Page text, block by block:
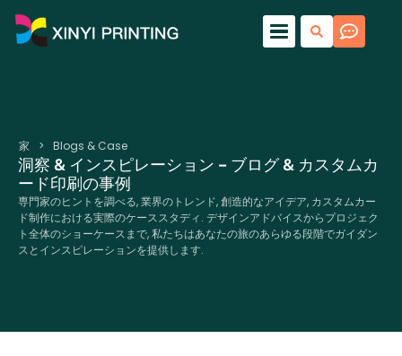
家 > Blogs & Case
洞察 & インスピレーション – ブログ & カスタムカ
ード印刷の事例
専門家のヒントを調べる, 業界のトレンド, 創造的なアイデア, カスタムカー
ド制作における実際のケーススタディ. デザインアドバイスからプロジェク
ト全体のショーケースまで, 私たちはあなたの旅のあらゆる段階でガイダン
スとインスピレーションを提供します.